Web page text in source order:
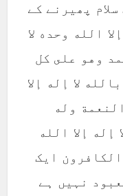
پھیرنے کے
الله وحده لا
وهو على كل
لا إله إلا
وله
إله إلا الله
ایک
نہیں ہے